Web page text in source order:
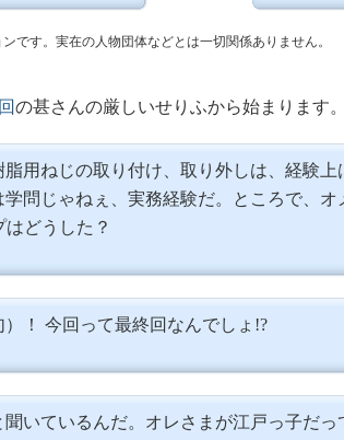
イノベーション
製造業ビッグデ
植物工場
知財マネジメ
海外生産
新型コロナへ
です。実在の人物団体などとは一切関係ありません。
の甚さんの厳しいせりふから始まります。
脂用ねじの取り付け、取り外しは、経験上
問じゃねぇ、実務経験だ。ところで、オ
どうした？
）！ 今回って最終回なんでしょ!?
聞いているんだ。オレさまが江戸っ子だっ